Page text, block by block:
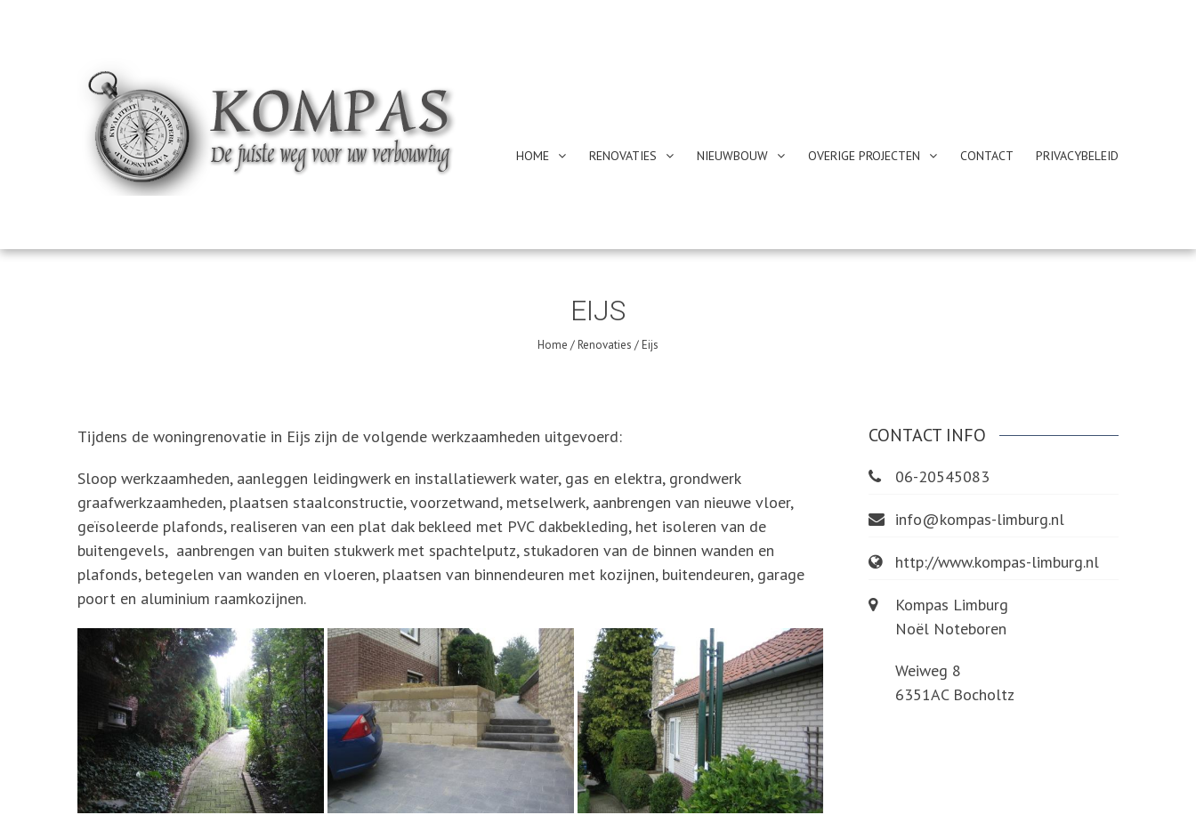
HOME RENOVATIES NIEUWBOUW OVERIGE PROJECTEN CONTACT PRIVACYBELEID
EIJS
Home /Renovaties /Eijs
Tijdens de woningrenovatie in Eijs zijn de volgende werkzaamheden uitgevoerd:
Sloop werkzaamheden, aanleggen leidingwerk en installatiewerk water, gas en elektra, grondwerk
graafwerkzaamheden, plaatsen staalconstructie, voorzetwand, metselwerk, aanbrengen van nieuwe vloer,
geïsoleerde plafonds, realiseren van een plat dak bekleed met PVC dakbekleding, het isoleren van de
buitengevels, aanbrengen van buiten stukwerk met spachtelputz, stukadoren van de binnen wanden en
plafonds, betegelen van wanden en vloeren, plaatsen van binnendeuren met kozijnen, buitendeuren, garage
poort en aluminium raamkozijnen.
CONTACT INFO
06-20545083
info@kompas-limburg.nl
http://www.kompas-limburg.nl
Kompas Limburg
Noël Noteboren
Weiweg 8
6351AC Bocholtz